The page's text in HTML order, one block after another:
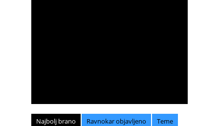
Najbolj brano Ravnokar objavljeno Teme